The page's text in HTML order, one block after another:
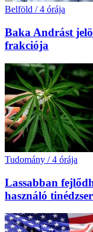
Belföld / 4 órája
Baka Andrást
frakciója
Tudomány / 4 órája
Lassabban
használó